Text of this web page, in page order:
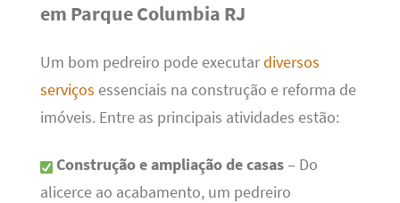
em Parque Columbia RJ
Um bom pedreiro pode executardiversos
serviços essenciais na construção e reforma de
imóveis. Entre as principais atividades estão:
Construção e ampliação de casas– Do
alicerce ao acabamento, um pedreiro